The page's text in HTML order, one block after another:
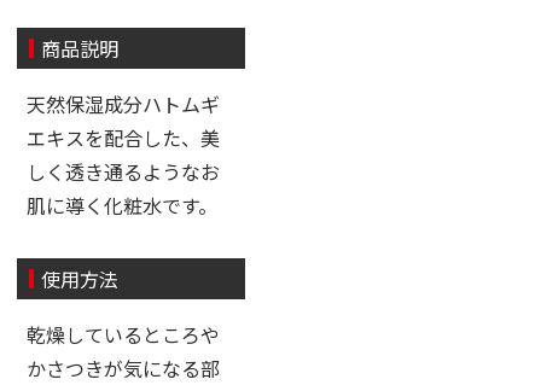
商品説明
天然保湿成分ハトムギ
エキスを配合した、美
しく透き通るようなお
肌に導く化粧水です。
使用方法
乾燥しているところや
かさつきが気になる部